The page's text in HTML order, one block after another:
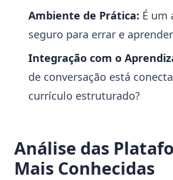
Ambiente de Prática: É um
seguro para errar e
Integração com o
de conversação está
currículo estruturado?
Análise das
Mais Conhecidas